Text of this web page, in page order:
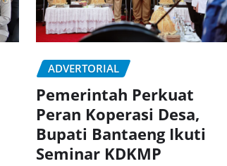
ADVERTORIAL
Pemerintah Perkuat
Peran Koperasi Desa,
Bupati Bantaeng Ikuti
Seminar KDKMP